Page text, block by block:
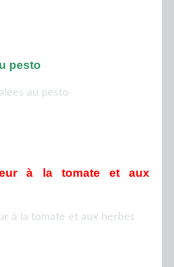
pesto
à la tomate et aux